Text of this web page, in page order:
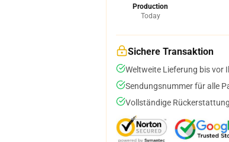
Production
Today
Sichere Transaktion
Weltweite Lieferung bis vor
Sendungsnummer für alle
Vollständige